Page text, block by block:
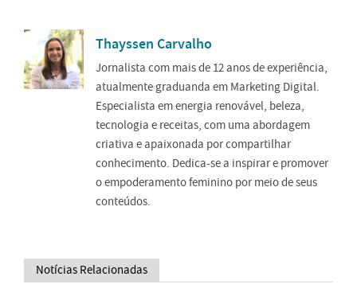
Thayssen Carvalho
Jornalista com mais de 12 anos de experiência,
atualmente graduanda em Marketing Digital.
Especialista em energia renovável, beleza,
tecnologia e receitas, com uma abordagem
criativa e apaixonada por compartilhar
conhecimento. Dedica-se a inspirar e promover
o empoderamento feminino por meio de seus
conteúdos.
Notícias Relacionadas